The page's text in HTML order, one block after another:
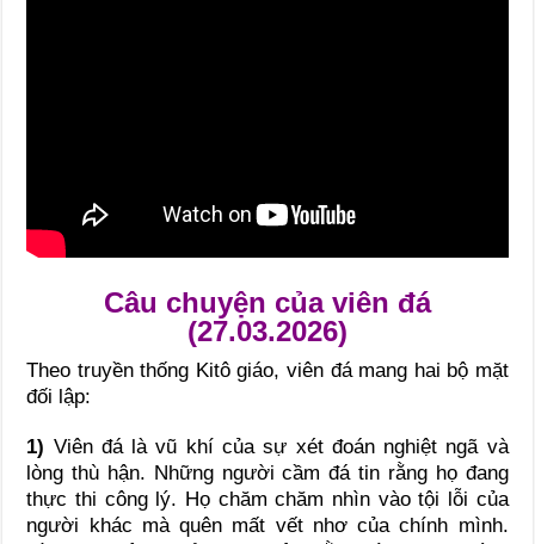
Câu chuyện của viên đá
(27.03.2026)
Theo truyền thống Kitô giáo, viên đá mang hai bộ mặt
đối lập:
1) Viên đá là vũ khí của sự xét đoán nghiệt ngã và
lòng thù hận. Những người cầm đá tin rằng họ đang
thực thi công lý. Họ chăm chăm nhìn vào tội lỗi của
người khác mà quên mất vết nhơ của chính mình.